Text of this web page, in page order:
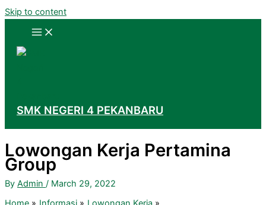
Skip to content
SMK NEGERI 4 PEKANBARU
Lowongan Kerja Pertamina
Group
By Admin / March 29, 2022